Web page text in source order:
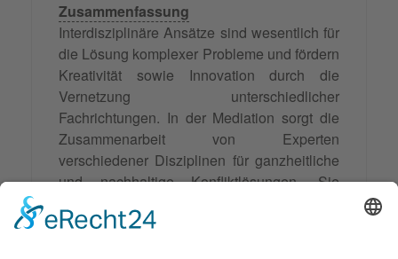
Zusammenfassung
Interdisziplinäre Ansätze sind wesentlich für
die Lösung komplexer Probleme und fördern
Kreativität sowie Innovation durch die
Vernetzung unterschiedlicher
Fachrichtungen. In der Mediation sorgt die
Zusammenarbeit von Experten
verschiedener Disziplinen für ganzheitliche
und nachhaltigeKonfliktlösungen. Sie
Beziehungen zwischen den